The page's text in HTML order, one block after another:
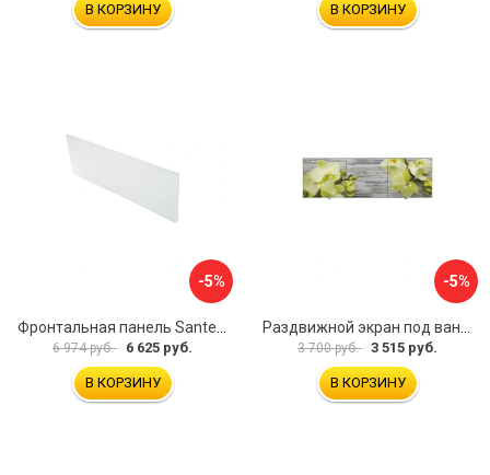
В КОРЗИНУ В КОРЗИНУ
-5%
6 974 руб. 6 625 руб.
В КОРЗИНУ
-5%
3 700 руб. 3 515 руб.
В КОРЗИНУ